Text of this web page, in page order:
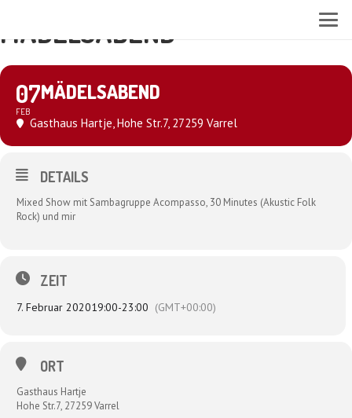
MÄDELSABEND
07
FEB
MÄDELSABEND
Gasthaus Hartje, Hohe Str.7, 27259 Varrel
DETAILS
Mixed Show mit Sambagruppe Acompasso, 30 Minutes (Akustic Folk
Rock) und mir
ZEIT
7. Februar 202019:00-23:00 (GMT+00:00)
ORT
Gasthaus Hartje
Hohe Str.7, 27259 Varrel